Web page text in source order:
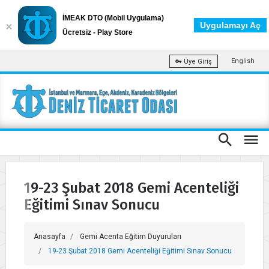
Üye Giriş English
19-23 Şubat 2018 Gemi Acenteliği
Eğitimi Sınav Sonucu
Anasayfa
Gemi Acenta Eğitim Duyuruları
19-23 Şubat 2018 Gemi Acenteliği Eğitimi Sınav Sonucu
İMEAK DTO (Mobil Uygulama)
Ücretsiz - Play Store
Uygulamayı Aç